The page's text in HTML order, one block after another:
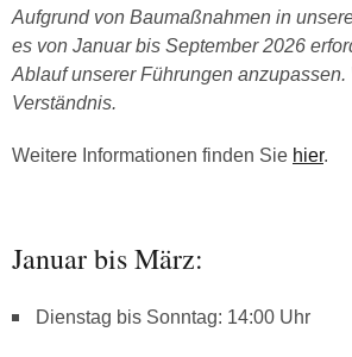
Aufgrund von Baumaßnahmen in
es von Januar bis September 2026
Ablauf unserer Führungen anzupassen.
Verständnis.
Weitere Informationen finden Sie hier.
Januar bis März:
Dienstag bis Sonntag: 14:00 Uhr